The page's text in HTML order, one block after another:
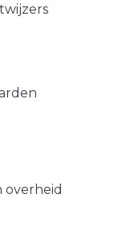
overheid